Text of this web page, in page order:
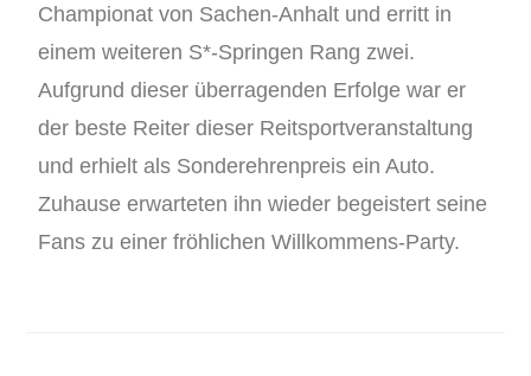
Championat von Sachen-Anhalt und erritt in
einem weiteren S*-Springen Rang zwei.
Aufgrund dieser überragenden Erfolge war er
der beste Reiter dieser Reitsportveranstaltung
und erhielt als Sonderehrenpreis ein Auto.
Zuhause erwarteten ihn wieder begeistert seine
Fans zu einer fröhlichen Willkommens-Party.